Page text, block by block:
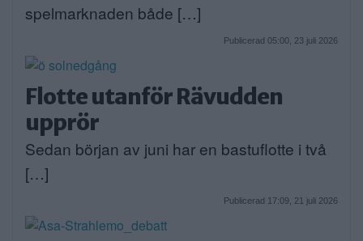
spelmarknaden både […]
Publicerad 05:00, 23 juli 2026
Flotte utanför Rävudden
upprör
Sedan början av juni har en bastuflotte i två
[…]
Publicerad 17:09, 21 juli 2026